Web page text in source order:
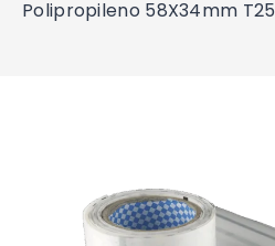
Polipropileno 58X34mm T25